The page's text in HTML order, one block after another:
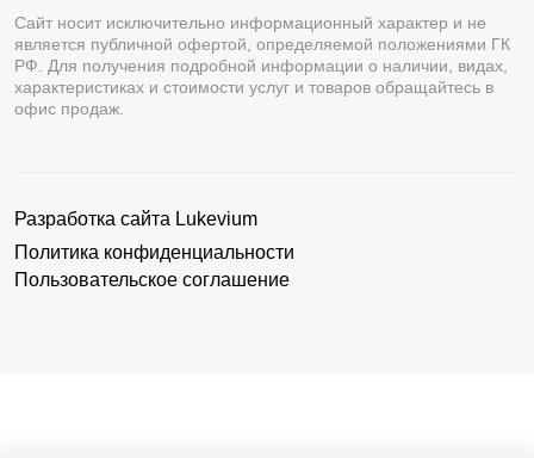
Сайт носит исключительно информационный характер и не
является публичной офертой, определяемой положениями ГК
РФ. Для получения подробной информации о наличии, видах,
характеристиках и стоимости услуг и товаров обращайтесь в
офис продаж.
Разработка сайта Lukevium
Политика конфиденциальности
Пользовательское соглашение